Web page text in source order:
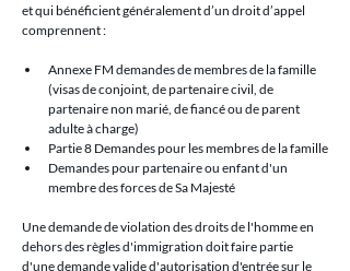
et qui bénéficient généralement d’un droit d’appel
comprennent :
Annexe FM demandes de membres de la famille
(visas de conjoint, de partenaire civil, de
partenaire non marié, de fiancé ou de parent
adulte à charge)
Partie 8 Demandes pour les membres de la famille
Demandes pour partenaire ou enfant d'un
membre des forces de Sa Majesté
Une demande de violation des droits de l'homme en
dehors des règles d'immigration doit faire partie
d'une demande valide d'autorisation d'entrée sur le